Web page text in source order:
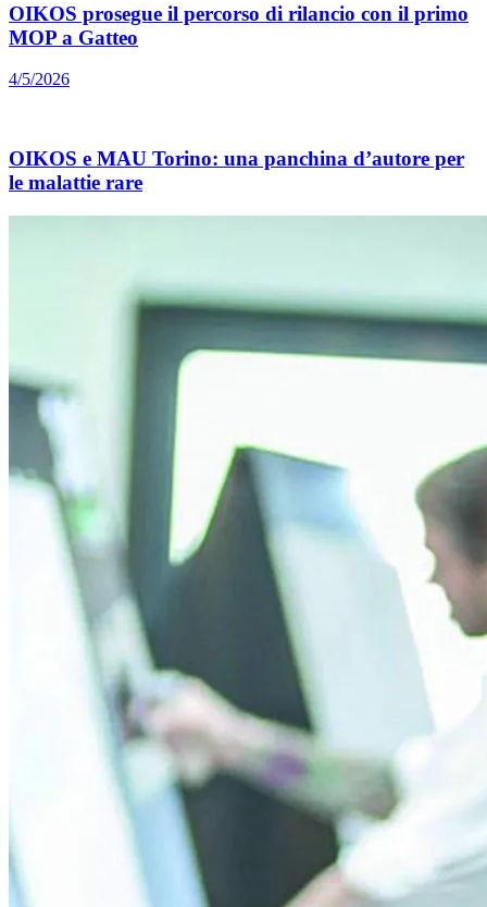
OIKOS prosegue il percorso di rilancio con il primo
MOP a Gatteo
4/5/2026
OIKOS e MAU Torino: una panchina d’autore per
le malattie rare